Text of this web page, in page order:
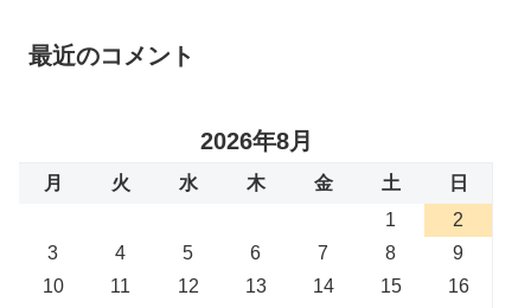
最近のコメント
2026年8月
月 火 水 木 金 土
日
1
2
3
4 5 6 7 8
9
10
11 12 13 14 15
16